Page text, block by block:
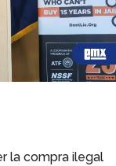
la compra ilegal